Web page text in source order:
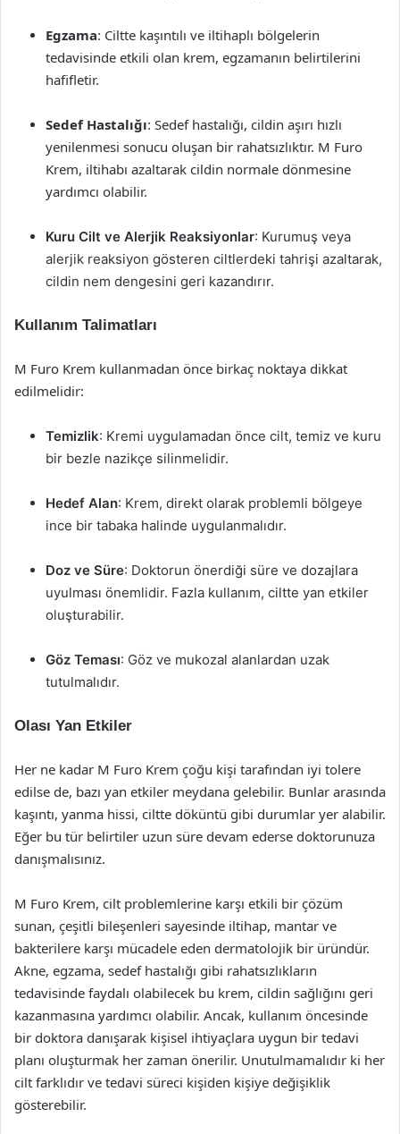
Egzama: Ciltte kaşıntılı ve iltihaplı bölgelerin
tedavisinde etkili olan krem, egzamanın belirtilerini
hafifletir.
Sedef Hastalığı: Sedef hastalığı, cildin aşırı hızlı
yenilenmesi sonucu oluşan bir rahatsızlıktır. M Furo
Krem, iltihabı azaltarak cildin normale dönmesine
yardımcı olabilir.
Kuru Cilt ve Alerjik Reaksiyonlar: Kurumuş veya
alerjik reaksiyon gösteren ciltlerdeki tahrişi azaltarak,
cildin nem dengesini geri kazandırır.
Kullanım Talimatları
M Furo Krem kullanmadan önce birkaç noktaya dikkat
edilmelidir:
Temizlik: Kremi uygulamadan önce cilt, temiz ve kuru
bir bezle nazikçe silinmelidir.
Hedef Alan: Krem, direkt olarak problemli bölgeye
ince bir tabaka halinde uygulanmalıdır.
Doz ve Süre: Doktorun önerdiği süre ve dozajlara
uyulması önemlidir. Fazla kullanım, ciltte yan etkiler
oluşturabilir.
Göz Teması: Göz ve mukozal alanlardan uzak
tutulmalıdır.
Olası Yan Etkiler
Her ne kadar M Furo Krem çoğu kişi tarafından iyi tolere
edilse de, bazı yan etkiler meydana gelebilir. Bunlar arasında
kaşıntı, yanma hissi, ciltte döküntü gibi durumlar yer alabilir.
Eğer bu tür belirtiler uzun süre devam ederse doktorunuza
danışmalısınız.
M Furo Krem, cilt problemlerine karşı etkili bir çözüm
sunan, çeşitli bileşenleri sayesinde iltihap, mantar ve
bakterilere karşı mücadele eden dermatolojik bir üründür.
Akne, egzama, sedef hastalığı gibi rahatsızlıkların
tedavisinde faydalı olabilecek bu krem, cildin sağlığını geri
kazanmasına yardımcı olabilir. Ancak, kullanım öncesinde
bir doktora danışarak kişisel ihtiyaçlara uygun bir tedavi
planı oluşturmak her zaman önerilir. Unutulmamalıdır ki her
cilt farklıdır ve tedavi süreci kişiden kişiye değişiklik
gösterebilir.